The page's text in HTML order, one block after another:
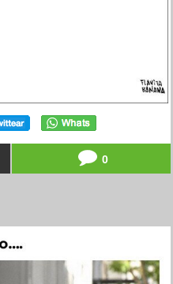
0